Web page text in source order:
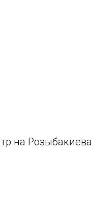
на Розыбакиева